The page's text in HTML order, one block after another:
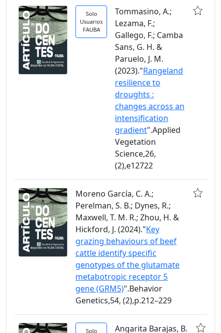
Solo
Usuarios
FAUBA
Tommasino, A.;
Lezama, F.;
Gallego, F.; Camba
Sans, G. H. &
Paruelo, J. M.
(2023)."Rangeland
resilience to
droughts :
changes across an
intensification
gradient".Applied
Vegetation
Science,26,
(2),e12722
Moreno García, C. A.;
Perelman, S. B.; Dynes, R.;
Maxwell, T. M. R.; Zhou, H. &
Hickford, J. (2024)."Key
grazing behaviours of beef
cattle identify specific
genotypes of the glutamate
metabotropic receptor 5
gene (GRM5)".Behavior
Genetics,54, (2),p.212–229
Solo Angarita Barajas, B.